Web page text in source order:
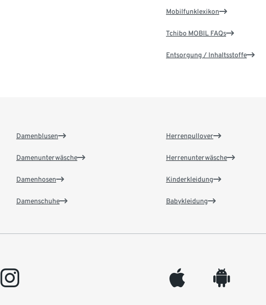
Mobilfunklexikon
Tchibo MOBIL FAQs
Entsorgung / Inhaltsstoffe
Damenblusen
Damenunterwäsche
Damenhosen
Damenschuhe
Herrenpullover
Herrenunterwäsche
Kinderkleidung
Babykleidung
instagram appleinc android